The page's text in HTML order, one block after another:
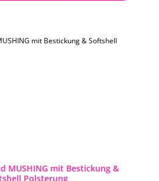
MUSHING mit Bestickung &
Polsterung